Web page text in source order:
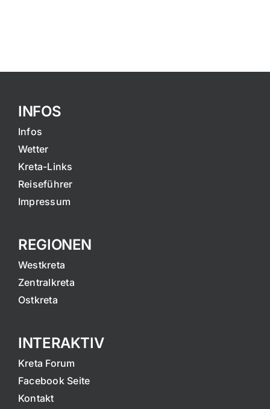
INFOS
Infos
Wetter
Kreta-Links
Reiseführer
Impressum
REGIONEN
Westkreta
Zentralkreta
Ostkreta
INTERAKTIV
Kreta Forum
Facebook Seite
Kontakt